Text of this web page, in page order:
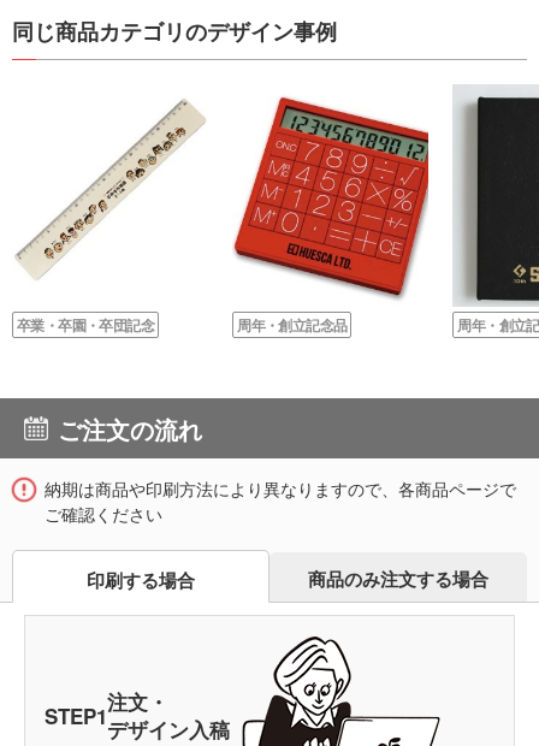
同じ商品カテゴリのデザイン事例
卒業・卒園・卒団記念 周年・創立記念品 周年・創立
ご注文の流れ
納期は商品や印刷方法により異なりますので、各商品ページで
ご確認ください
印刷する場合 商品のみ注文する場合
STEP1注文・
デザイン入稿